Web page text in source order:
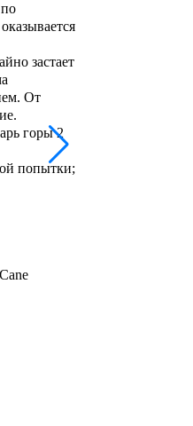
застает
От
горы 2
попытки;